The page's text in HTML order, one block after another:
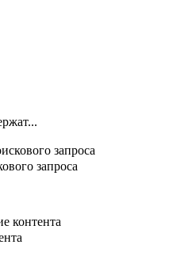
запроса
запроса
контента